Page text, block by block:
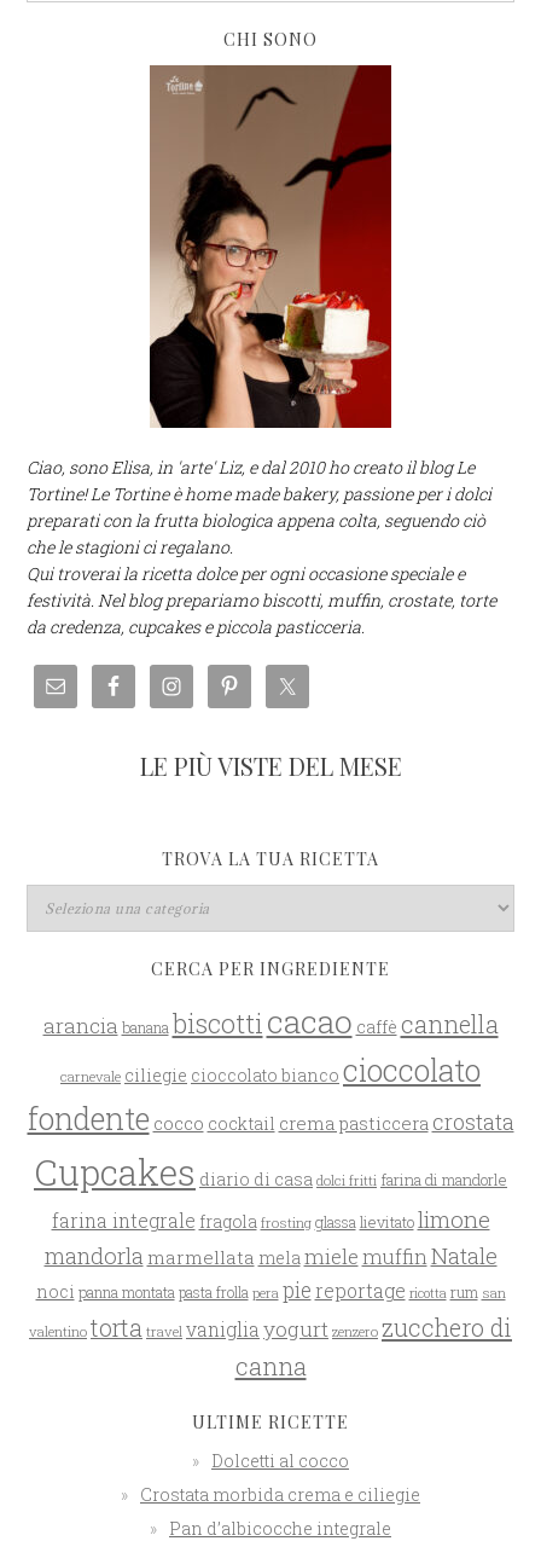
CHI SONO
Ciao, sono Elisa, in 'arte' Liz, e dal 2010 ho creato il blog Le
Tortine! Le Tortine è home made bakery, passione per i dolci
preparati con la frutta biologica appena colta, seguendo ciò
che le stagioni ci regalano.
Qui troverai la ricetta dolce per ogni occasione speciale e
festività. Nel blog prepariamo biscotti, muffin, crostate, torte
da credenza, cupcakes e piccola pasticceria.
LE PIÙ VISTE DEL MESE
TROVA LA TUA RICETTA
CERCA PER INGREDIENTE
arancia banana biscotticacao caffè cannella
carnevale ciliegie cioccolato bianco cioccolato
fondente cocco cocktail crema pasticcera crostata
Cupcakes diario di casa dolci fritti farina di mandorle
farina integrale fragola frosting glassa lievitato limone
mandorla marmellata melamielemuffin Natale
noci panna montata pasta frolla pera pie reportage ricotta rum san
valentino torta travel vaniglia yogurt zenzero zucchero di
canna
ULTIME RICETTE
Dolcetti al cocco
Crostata morbida crema e ciliegie
Pan d’albicocche integrale